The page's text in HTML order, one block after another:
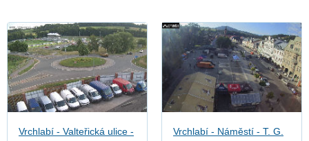
Vrchlabí - Valteřická ulice -
Vrchlabí - Náměstí - T. G.